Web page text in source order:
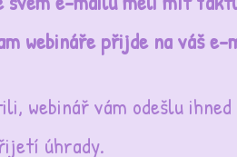
webináře přijde na váš e-
webinář vám odešlu ihned
úhrady.